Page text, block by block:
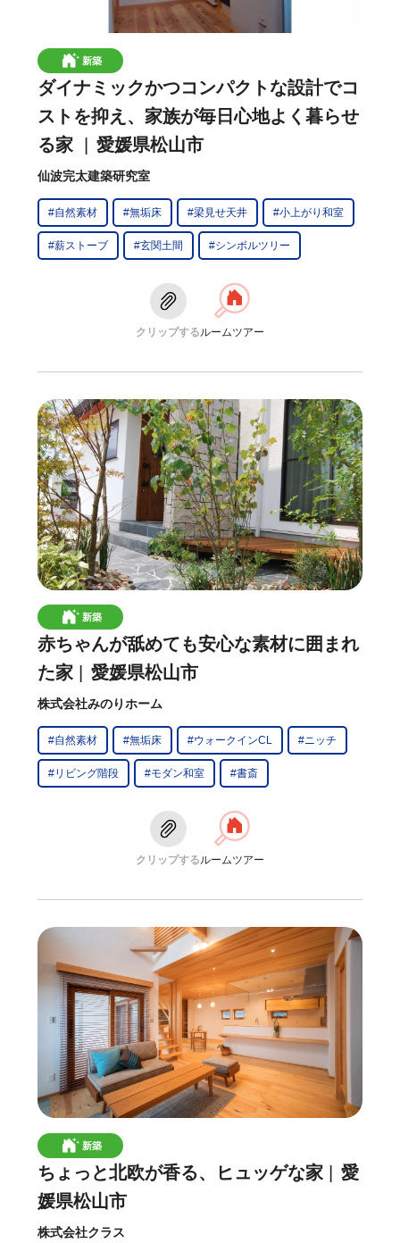
新築
ダイナミックかつコンパクトな設計でコ
ストを抑え、家族が毎日心地よく暮らせ
る家
愛媛県松山市
仙波完太建築研究室
#自然素材 #無垢床 #梁見せ天井 #小上がり和室
#薪ストーブ #玄関土間 #シンボルツリー
クリップする ルームツアー
新築
赤ちゃんが舐めても安心な素材に囲まれ
た家
愛媛県松山市
株式会社みのりホーム
#自然素材 #無垢床 #ウォークインCL #ニッチ
#リビング階段 #モダン和室 #書斎
クリップするルームツアー
新築
ちょっと北欧が香る、ヒュッゲな家
愛
媛県松山市
株式会社クラス